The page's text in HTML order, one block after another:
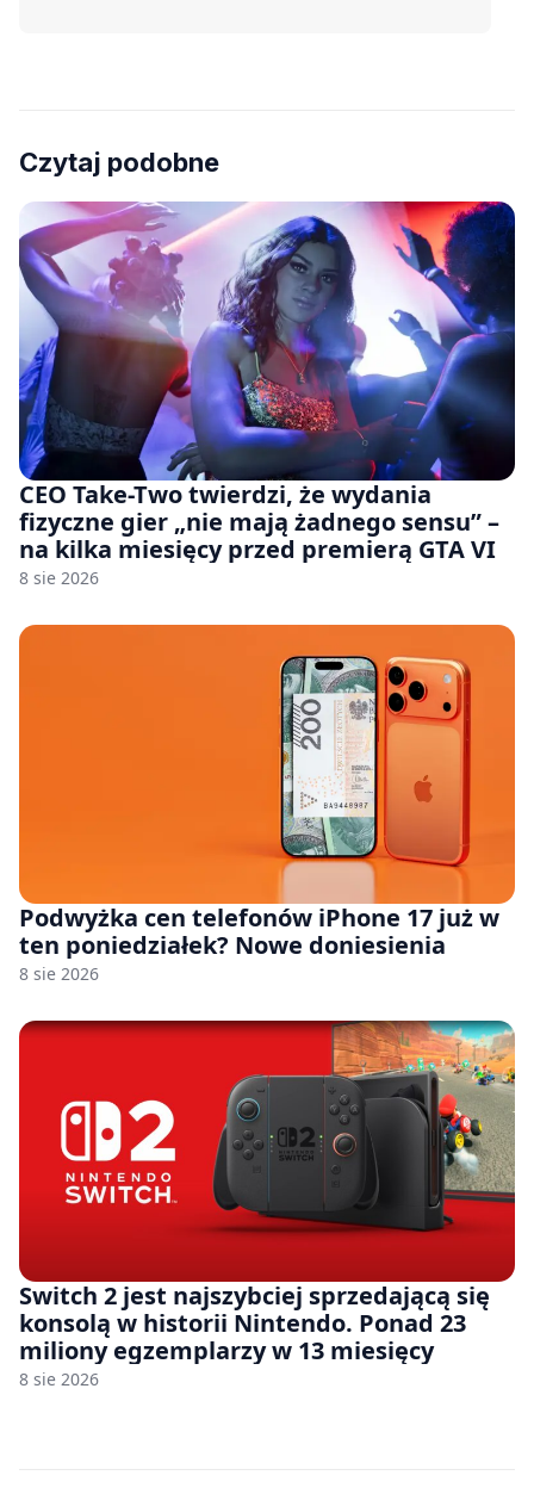
Czytaj podobne
CEO Take-Two twierdzi, że wydania
fizyczne gier „nie mają żadnego sensu” –
na kilka miesięcy przed premierą GTA VI
8 sie 2026
Podwyżka cen telefonów iPhone 17 już w
ten poniedziałek? Nowe doniesienia
8 sie 2026
Switch 2 jest najszybciej sprzedającą się
konsolą w historii Nintendo. Ponad 23
miliony egzemplarzy w 13 miesięcy
8 sie 2026